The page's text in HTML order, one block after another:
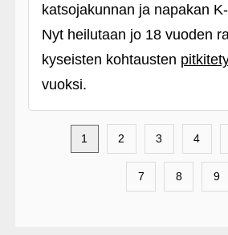
katsojakunnan ja napakan
Nyt heilutaan jo 18 vuoden
kyseisten kohtausten
vuoksi.
1 2 3 4
7 8 9